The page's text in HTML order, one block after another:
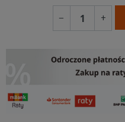
− +